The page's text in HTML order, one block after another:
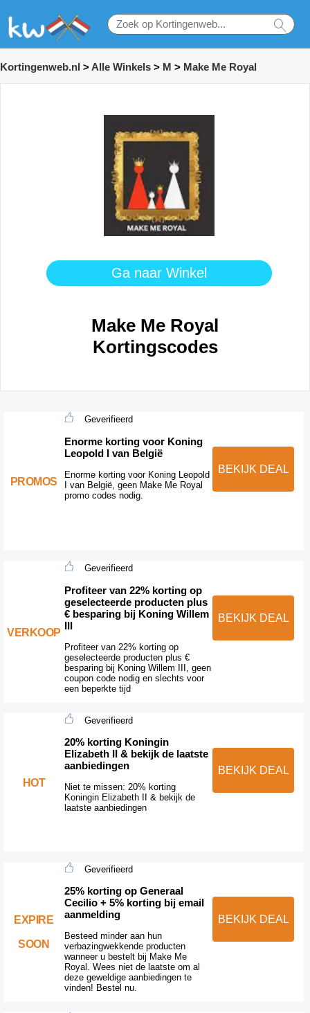
Kortingenweb.nl > Alle Winkels > M > Make Me Royal
Ga naar Winkel
Make Me Royal
Kortingscodes
PROMOS
Geverifieerd
Enorme korting voor Koning
Leopold I van België
Enorme korting voor Koning Leopold
I van België, geen Make Me Royal
promo codes nodig.
BEKIJK DEAL
VERKOOP
Geverifieerd
Profiteer van 22% korting op
geselecteerde producten plus
€ besparing bij Koning Willem
III
Profiteer van 22% korting op
geselecteerde producten plus €
besparing bij Koning Willem III, geen
coupon code nodig en slechts voor
een beperkte tijd
BEKIJK DEAL
HOT
Geverifieerd
20% korting Koningin
Elizabeth II & bekijk de laatste
aanbiedingen
Niet te missen: 20% korting
Koningin Elizabeth II & bekijk de
laatste aanbiedingen
BEKIJK DEAL
EXPIRE
SOON
Geverifieerd
25% korting op Generaal
Cecilio + 5% korting bij email
aanmelding
Besteed minder aan hun
verbazingwekkende producten
wanneer u bestelt bij Make Me
Royal. Wees niet de laatste om al
deze geweldige aanbiedingen te
vinden! Bestel nu.
BEKIJK DEAL